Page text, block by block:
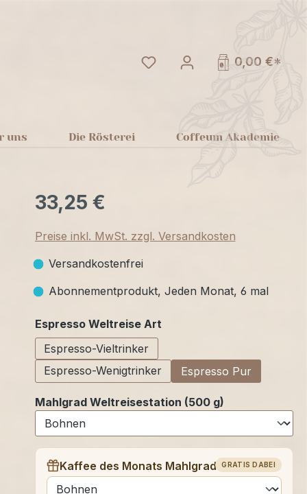
Du hast 0 Produkte auf
0,00 €*
uns Die Rösterei Coffeum Akademie
33,25 €
Preise inkl. MwSt. zzgl. Versandkosten
Versandkostenfrei
Abonnementprodukt, Jeden Monat, 6 mal
Espresso Weltreise Artauswählen
Espresso-Vieltrinker
Espresso-Wenigtrinker
Espresso Pur
Mahlgrad Weltreisestation (500 g)
GRATIS DABEI
Kaffee des Monats Mahlgrad (250 g)
auswählen